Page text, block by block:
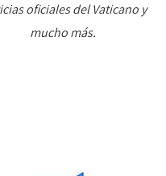
oficiales del Vaticano y
mucho más.